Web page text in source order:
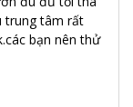
trung tâm rất
bạn nên thử